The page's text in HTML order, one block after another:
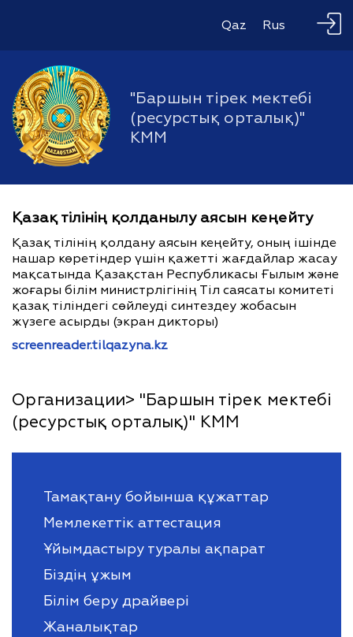
Qaz Rus
"Баршын тірек мектебі
(ресурстық орталық)"
КММ
Қазақ тілінің қолданылу аясын кеңейту
Қазақ тілінің қолдану аясын кеңейту, оның ішінде
нашар көретіндер үшін қажетті жағдайлар жасау
мақсатында Қазақстан Республикасы Ғылым және
жоғары білім министрлігінің Тіл саясаты комитеті
қазақ тіліндегі сөйлеуді синтездеу жобасын
жүзеге асырды (экран дикторы)
screenreader.tilqazyna.kz
Организации> "Баршын тірек мектебі
(ресурстық орталық)" КММ
Тамақтану бойынша құжаттар
Мемлекеттік аттестация
Ұйымдастыру туралы ақпарат
Біздің ұжым
Білім беру драйвері
Жаналықтар